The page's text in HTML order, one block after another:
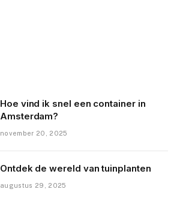
Hoe vind ik snel een container in
Amsterdam?
november 20, 2025
Ontdek de wereld van tuinplanten
augustus 29, 2025